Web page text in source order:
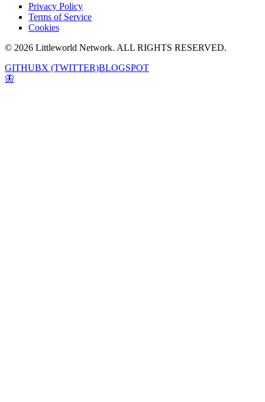
Privacy Policy
Terms of Service
Cookies
© 2026 Littleworld Network. ALL RIGHTS RESERVED.
GITHUBX (TWITTER)BLOGSPOT
🦋